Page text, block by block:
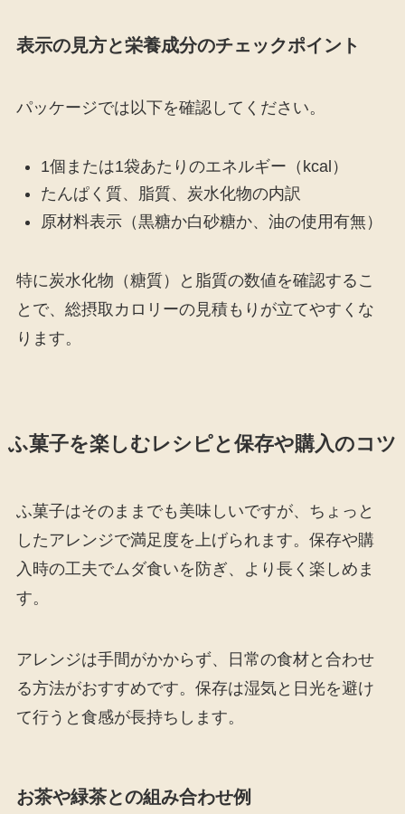
表示の見方と栄養成分のチェックポイント
パッケージでは以下を確認してください。
1個または1袋あたりのエネルギー（kcal）
たんぱく質、脂質、炭水化物の内訳
原材料表示（黒糖か白砂糖か、油の使用有無）
特に炭水化物（糖質）と脂質の数値を確認するこ
とで、総摂取カロリーの見積もりが立てやすくな
ります。
ふ菓子を楽しむレシピと保存や購入のコツ
ふ菓子はそのままでも美味しいですが、ちょっと
したアレンジで満足度を上げられます。保存や購
入時の工夫でムダ食いを防ぎ、より長く楽しめま
す。
アレンジは手間がかからず、日常の食材と合わせ
る方法がおすすめです。保存は湿気と日光を避け
て行うと食感が長持ちします。
お茶や緑茶との組み合わせ例